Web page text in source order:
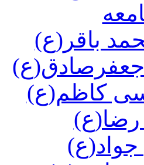
باقر(ع)
جعفرصادق(ع)
کاظم(ع)